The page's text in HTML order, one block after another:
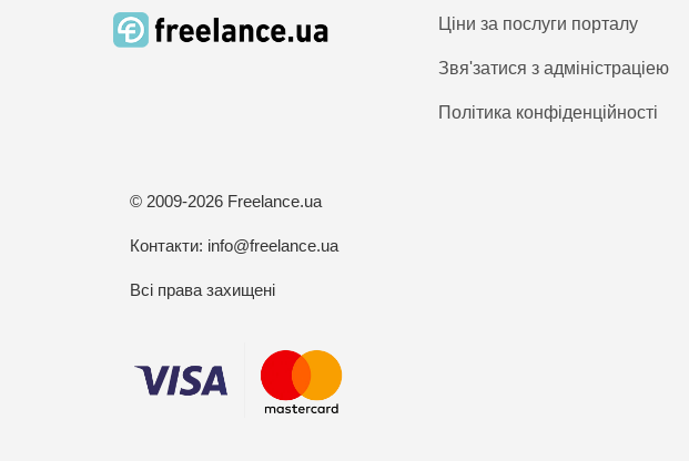
Ціни за послуги порталу
Звя'затися з адміністраціею
Політика конфіденційності
© 2009-2026 Freelance.ua
Контакти: info@freelance.ua
Всі права захищені